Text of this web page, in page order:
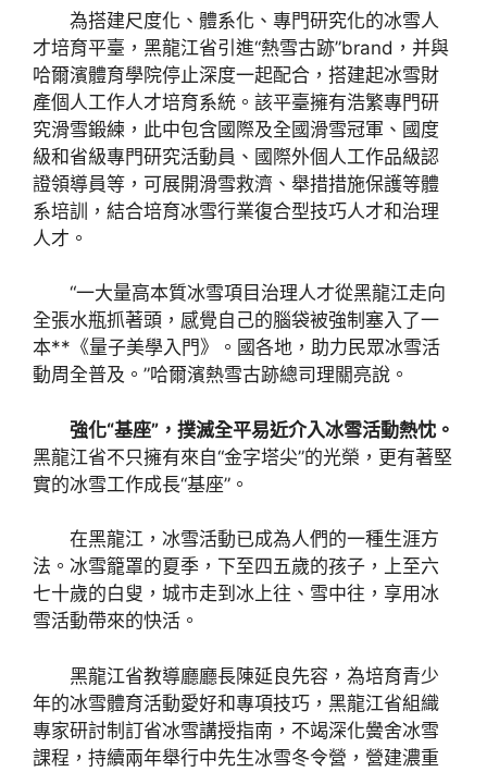
為搭建尺度化、體系化、專門研究化的冰雪人
才培育平臺，黑龍江省引進“熱雪古跡”brand，并與
哈爾濱體育學院停止深度一起配合，搭建起冰雪財
產個人工作人才培育系統。該平臺擁有浩繁專門研
究滑雪鍛練，此中包含國際及全國滑雪冠軍、國度
級和省級專門研究活動員、國際外個人工作品級認
證領導員等，可展開滑雪救濟、舉措措施保護等體
系培訓，結合培育冰雪行業復合型技巧人才和治理
人才。
“一大量高本質冰雪項目治理人才從黑龍江走向
全張水瓶抓著頭，感覺自己的腦袋被強制塞入了一
本**《量子美學入門》。國各地，助力民眾冰雪活
動周全普及。”哈爾濱熱雪古跡總司理關亮說。
強化“基座”，撲滅全平易近介入冰雪活動熱忱。
黑龍江省不只擁有來自“金字塔尖”的光榮，更有著堅
實的冰雪工作成長“基座”。
在黑龍江，冰雪活動已成為人們的一種生涯方
法。冰雪籠罩的夏季，下至四五歲的孩子，上至六
七十歲的白叟，城市走到冰上往、雪中往，享用冰
雪活動帶來的快活。
黑龍江省教導廳廳長陳延良先容，為培育青少
年的冰雪體育活動愛好和專項技巧，黑龍江省組織
專家研討制訂省冰雪講授指南，不竭深化黌舍冰雪
課程，持續兩年舉行中先生冰雪冬令營，營建濃重